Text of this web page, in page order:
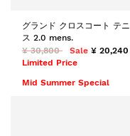
グランド クロスコート テニ
ス 2.0 mens.
¥ 30,800
Sale ¥ 20,240
Limited Price
Mid Summer Special